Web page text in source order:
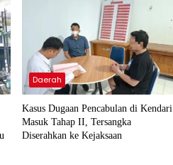
Daerah
Kasus Dugaan Pencabulan di Kendari
Masuk Tahap II, Tersangka
Diserahkan ke Kejaksaan
Daerah